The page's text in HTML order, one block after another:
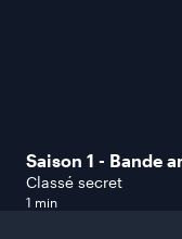
Saison 1 - Bande
Classé secret
1 min